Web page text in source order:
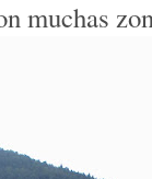
muchas